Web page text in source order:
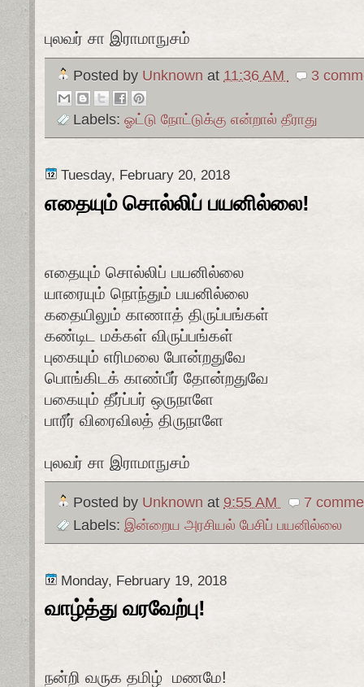
புலவர் சா இராமாநுசம்
Posted by Unknown at 11:36 AM 3
Labels: ஓட்டு நோட்டுக்கு என்றால் தீராது
Tuesday, February 20, 2018
எதையும் சொல்லிப் பயனில்லை!
எதையும் சொல்லிப் பயனில்லை
யாரையும் நொந்தும் பயனில்லை
கதையிலும் காணாத் திருப்பங்கள்
கண்டிட மக்கள் விருப்பங்கள்
புகையும் எரிமலை போன்றதுவே
பொங்கிடக் காண்பீர் தோன்றதுவே
பகையும் தீர்ப்பர் ஒருநாளே
பாரீர் விரைவிலத் திருநாளே
புலவர் சா இராமாநுசம்
Posted by Unknown at 9:55 AM
7
Labels: இன்றைய அரசியல் பேசிப் பயனில்லை
Monday, February 19, 2018
வாழ்த்து வரவேற்பு!
நன்றி வருக தமிழ் மணமே!